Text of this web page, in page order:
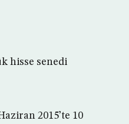
hisse senedi
2015’te 10